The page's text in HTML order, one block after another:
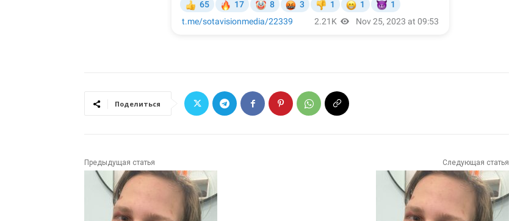
Поделиться
Предыдущая статья Следующая статья